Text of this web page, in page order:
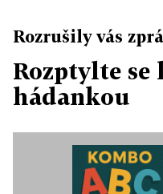
Rozrušily vás
Rozptylte
hádankou